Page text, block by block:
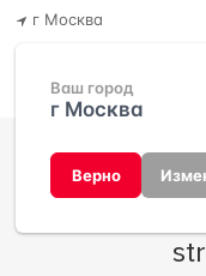
г Москва
Ваш город
г Москва
Верно